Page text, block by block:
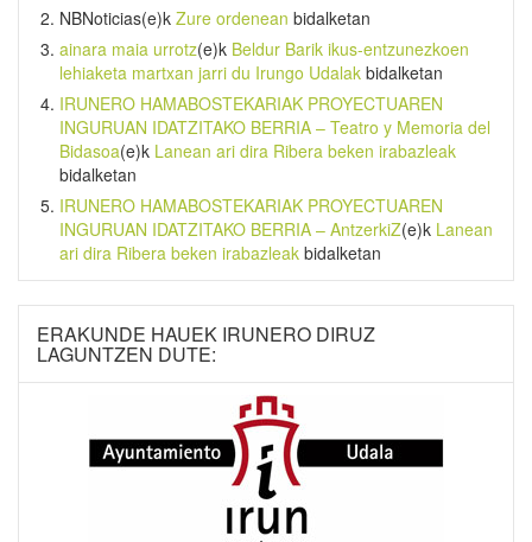
NBNoticias(e)k Zure ordenean bidalketan
ainara maia urrotz(e)k Beldur Barik ikus-entzunezkoen
lehiaketa martxan jarri du Irungo Udalak bidalketan
IRUNERO HAMABOSTEKARIAK PROYECTUAREN
INGURUAN IDATZITAKO BERRIA – Teatro y Memoria del
Bidasoa(e)k Lanean ari dira Ribera beken irabazleak
bidalketan
IRUNERO HAMABOSTEKARIAK PROYECTUAREN
INGURUAN IDATZITAKO BERRIA – AntzerkiZ(e)k Lanean
ari dira Ribera beken irabazleak bidalketan
ERAKUNDE HAUEK IRUNERO DIRUZ
LAGUNTZEN DUTE: